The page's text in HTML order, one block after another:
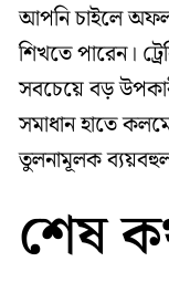
আপনি চাইলে
শিখতে পারেন।
সবচেয়ে বড়
সমাধান হাতে
তুলনামূলক
শেষ